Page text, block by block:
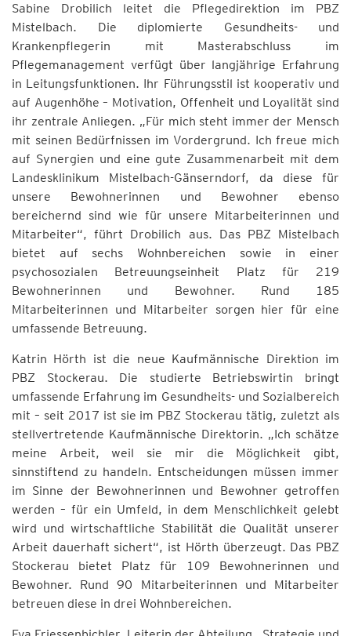
Sabine Drobilich leitet die Pflegedirektion im PBZ
Mistelbach. Die diplomierte Gesundheits- und
Krankenpflegerin mit Masterabschluss im
Pflegemanagement verfügt über langjährige Erfahrung
in Leitungsfunktionen. Ihr Führungsstil ist kooperativ und
auf Augenhöhe – Motivation, Offenheit und Loyalität sind
ihr zentrale Anliegen. „Für mich steht immer der Mensch
mit seinen Bedürfnissen im Vordergrund. Ich freue mich
auf Synergien und eine gute Zusammenarbeit mit dem
Landesklinikum Mistelbach-Gänserndorf, da diese für
unsere Bewohnerinnen und Bewohner ebenso
bereichernd sind wie für unsere Mitarbeiterinnen und
Mitarbeiter“, führt Drobilich aus. Das PBZ Mistelbach
bietet auf sechs Wohnbereichen sowie in einer
psychosozialen Betreuungseinheit Platz für 219
Bewohnerinnen und Bewohner. Rund 185
Mitarbeiterinnen und Mitarbeiter sorgen hier für eine
umfassende Betreuung.
Katrin Hörth ist die neue Kaufmännische Direktion im
PBZ Stockerau. Die studierte Betriebswirtin bringt
umfassende Erfahrung im Gesundheits- und Sozialbereich
mit – seit 2017 ist sie im PBZ Stockerau tätig, zuletzt als
stellvertretende Kaufmännische Direktorin. „Ich schätze
meine Arbeit, weil sie mir die Möglichkeit gibt,
sinnstiftend zu handeln. Entscheidungen müssen immer
im Sinne der Bewohnerinnen und Bewohner getroffen
werden – für ein Umfeld, in dem Menschlichkeit gelebt
wird und wirtschaftliche Stabilität die Qualität unserer
Arbeit dauerhaft sichert“, ist Hörth überzeugt. Das PBZ
Stockerau bietet Platz für 109 Bewohnerinnen und
Bewohner. Rund 90 Mitarbeiterinnen und Mitarbeiter
betreuen diese in drei Wohnbereichen.